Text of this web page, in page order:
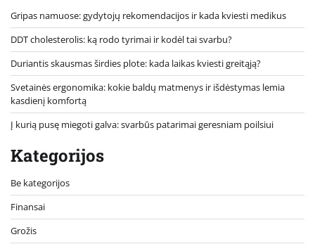
Gripas namuose: gydytojų rekomendacijos ir kada kviesti medikus
DDT cholesterolis: ką rodo tyrimai ir kodėl tai svarbu?
Duriantis skausmas širdies plote: kada laikas kviesti greitąją?
Svetainės ergonomika: kokie baldų matmenys ir išdėstymas lemia
kasdienį komfortą
Į kurią pusę miegoti galva: svarbūs patarimai geresniam poilsiui
Kategorijos
Be kategorijos
Finansai
Grožis